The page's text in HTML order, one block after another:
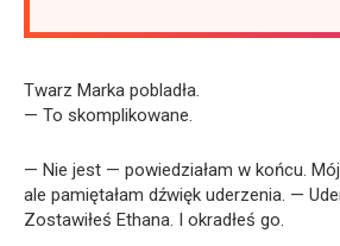
Twarz Marka pobladła.
— To skomplikowane.
— Nie jest — powiedziałam w końcu.
ale pamiętałam dźwięk uderzenia. —
Zostawiłeś Ethana. I okradłeś go.